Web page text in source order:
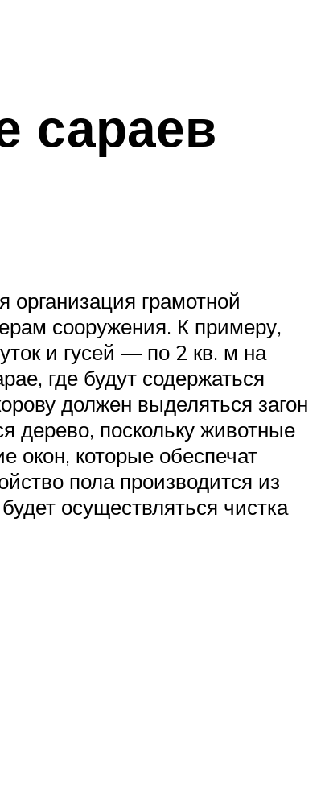
сараев
грамотной
сооружения. К примеру,
и гусей — по 2 кв. м на
где будут содержаться
должен выделяться загон
дерево, поскольку животные
окон, которые обеспечат
пола производится из
осуществляться чистка